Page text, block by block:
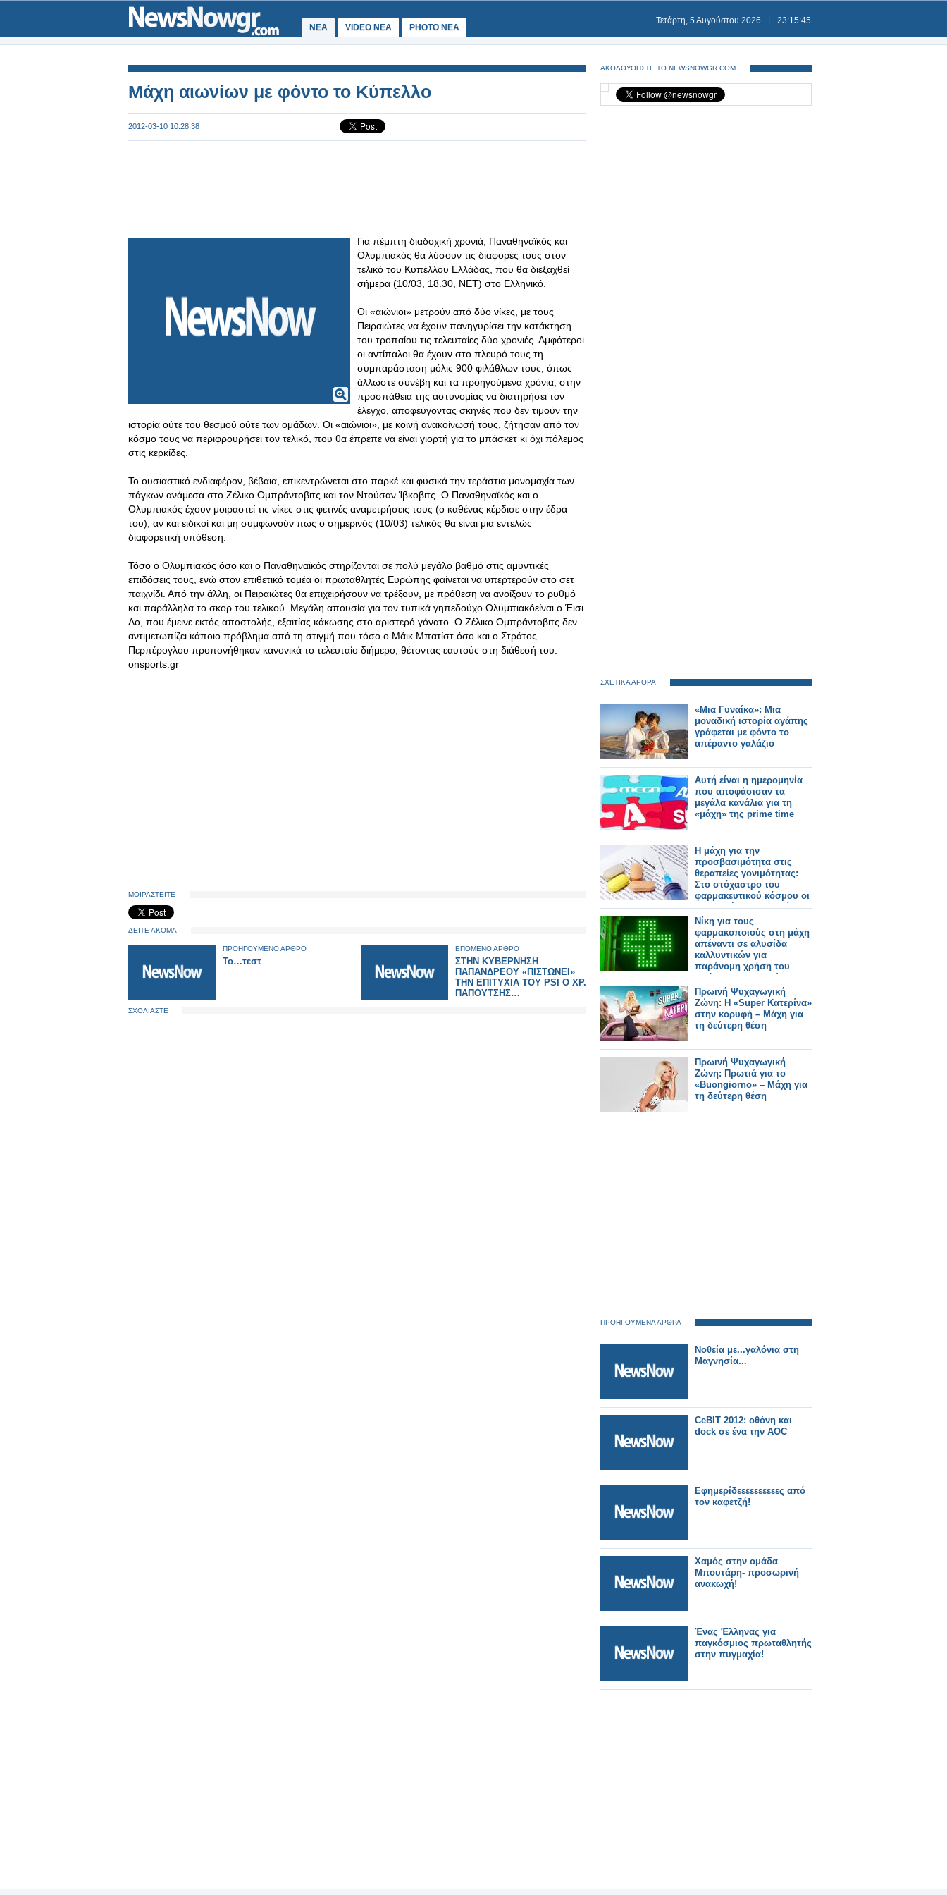
ΝΕΑ VIDEO NEA PHOTO NEA
Τετάρτη, 5 Αυγούστου 2026 23:15:46
Μάχη αιωνίων με φόντο το Κύπελλο
2012-03-10 10:28:38
Για πέμπτη διαδοχική χρονιά, Παναθηναϊκός και
Ολυμπιακός θα λύσουν τις διαφορές τους στον
τελικό του Κυπέλλου Ελλάδας, που θα διεξαχθεί
σήμερα (10/03, 18.30, ΝΕΤ) στο Ελληνικό.
Οι «αιώνιοι» μετρούν από δύο νίκες, με τους
Πειραιώτες να έχουν πανηγυρίσει την κατάκτηση
του τροπαίου τις τελευταίες δύο χρονιές. Αμφότεροι
οι αντίπαλοι θα έχουν στο πλευρό τους τη
συμπαράσταση μόλις 900 φιλάθλων τους, όπως
άλλωστε συνέβη και τα προηγούμενα χρόνια, στην
προσπάθεια της αστυνομίας να διατηρήσει τον
έλεγχο, αποφεύγοντας σκηνές που δεν τιμούν την
ιστορία ούτε του θεσμού ούτε των ομάδων. Οι «αιώνιοι», με κοινή ανακοίνωσή τους, ζήτησαν από τον
κόσμο τους να περιφρουρήσει τον τελικό, που θα έπρεπε να είναι γιορτή για το μπάσκετ κι όχι πόλεμος
στις κερκίδες.
Το ουσιαστικό ενδιαφέρον, βέβαια, επικεντρώνεται στο παρκέ και φυσικά την τεράστια μονομαχία των
πάγκων ανάμεσα στο Ζέλικο Ομπράντοβιτς και τον Ντούσαν Ίβκοβιτς. Ο Παναθηναϊκός και ο
Ολυμπιακός έχουν μοιραστεί τις νίκες στις φετινές αναμετρήσεις τους (ο καθένας κέρδισε στην έδρα
του), αν και ειδικοί και μη συμφωνούν πως ο σημερινός (10/03) τελικός θα είναι μια εντελώς
διαφορετική υπόθεση.
Τόσο ο Ολυμπιακός όσο και ο Παναθηναϊκός στηρίζονται σε πολύ μεγάλο βαθμό στις αμυντικές
επιδόσεις τους, ενώ στον επιθετικό τομέα οι πρωταθλητές Ευρώπης φαίνεται να υπερτερούν στο σετ
παιχνίδι. Από την άλλη, οι Πειραιώτες θα επιχειρήσουν να τρέξουν, με πρόθεση να ανοίξουν το ρυθμό
και παράλληλα το σκορ του τελικού. Μεγάλη απουσία για τον τυπικά γηπεδούχο Ολυμπιακόείναι ο Έισι
Λο, που έμεινε εκτός αποστολής, εξαιτίας κάκωσης στο αριστερό γόνατο. Ο Ζέλικο Ομπράντοβιτς δεν
αντιμετωπίζει κάποιο πρόβλημα από τη στιγμή που τόσο ο Μάικ Μπατίστ όσο και ο Στράτος
Περπέρογλου προπονήθηκαν κανονικά το τελευταίο διήμερο, θέτοντας εαυτούς στη διάθεσή του.
onsports.gr
ΜΟΙΡΑΣΤΕΙΤΕ
ΔΕΙΤΕ ΑΚΟΜΑ
ΠΡΟΗΓΟΥΜΕΝΟ ΑΡΘΡΟ
Το…τεστ
ΕΠΟΜΕΝΟ ΑΡΘΡΟ
ΣΤΗΝ ΚΥΒΕΡΝΗΣΗ
ΠΑΠΑΝΔΡΕΟΥ «ΠΙΣΤΩΝΕΙ»
ΤΗΝ ΕΠΙΤΥΧΙΑ ΤΟΥ PSI Ο ΧΡ.
ΠΑΠΟΥΤΣΗΣ…
ΣΧΟΛΙΑΣΤΕ
ΑΚΟΛΟΥΘΗΣΤΕ ΤΟ NEWSNOWGR.COM
ΣΧΕΤΙΚΑ ΑΡΘΡΑ
«Μια Γυναίκα»: Μια
μοναδική ιστορία αγάπης
γράφεται με φόντο το
απέραντο γαλάζιο
Αυτή είναι η ημερομηνία
που αποφάσισαν τα
μεγάλα κανάλια για τη
«μάχη» της prime time
Η μάχη για την
προσβασιμότητα στις
θεραπείες γονιμότητας:
Στο στόχαστρο του
φαρμακευτικού κόσμου οι
πρακτικές της εταιρείας
Merck
Νίκη για τους
φαρμακοποιούς στη μάχη
απέναντι σε αλυσίδα
καλλυντικών για
παράνομη χρήση του
πράσινου σταυρού
Πρωινή Ψυχαγωγική
Ζώνη: Η «Super Κατερίνα»
στην κορυφή – Μάχη για
τη δεύτερη θέση
Πρωινή Ψυχαγωγική
Ζώνη: Πρωτιά για το
«Buongiorno» – Μάχη για
τη δεύτερη θέση
ΠΡΟΗΓΟΥΜΕΝΑ ΑΡΘΡΑ
Νοθεία με...γαλόνια στη
Μαγνησία...
CeBIT 2012: οθόνη και
dock σε ένα την AOC
Eφημερίδεεεεεεεεεες από
τον καφετζή!
Χαμός στην ομάδα
Μπουτάρη- προσωρινή
ανακωχή!
Ένας Έλληνας για
παγκόσμιος πρωταθλητής
στην πυγμαχία!